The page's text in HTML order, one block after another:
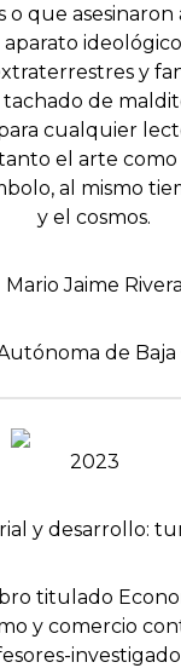
o que asesinaron
y
de
cualquier
el arte
al mismo
y el cosmos.
Mario Jaime Rivera
de
2023
y desarrollo:
titulado
y comercio